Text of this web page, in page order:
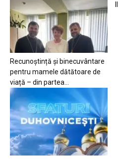
Recunoștință și binecuvântare
pentru mamele dătătoare de
viață – din partea...